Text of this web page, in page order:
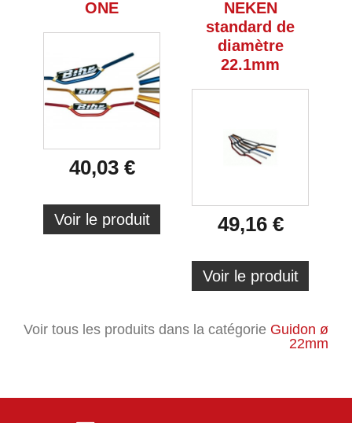
ONE
40,03 €
Voir le produit
NEKEN
standard de
diamètre
22.1mm
49,16 €
Voir le produit
Voir tous les produits dans la catégorie Guidon ø
22mm